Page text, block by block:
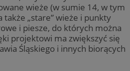
wieże (w sumie 14, w tym
także „stare” wieże i punkty
i piesze, do których można
projektowi ma zwiększyć się
Śląskiego i innych biorących